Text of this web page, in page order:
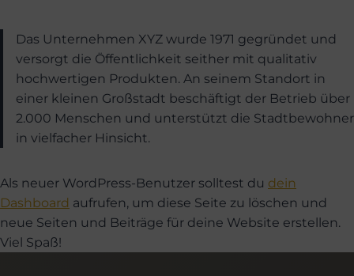
Das Unternehmen XYZ wurde 1971 gegründet und
versorgt die Öffentlichkeit seither mit qualitativ
hochwertigen Produkten. An seinem Standort in
einer kleinen Großstadt beschäftigt der Betrieb über
2.000 Menschen und unterstützt die Stadtbewohner
in vielfacher Hinsicht.
Als neuer WordPress-Benutzer solltest du dein
Dashboard aufrufen, um diese Seite zu löschen und
neue Seiten und Beiträge für deine Website erstellen.
Viel Spaß!